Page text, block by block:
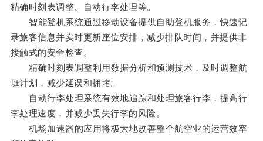
精确时刻表调整、自动行李处理等。
智能登机系统通过移动设备提供自助登机服务，快速记
录旅客信息并实时更新座位安排，减少排队时间，并提供非
接触式的安全检查。
精确时刻表调整利用数据分析和预测技术，及时调整航
班计划，减少延误和拥堵。
自动行李处理系统有效地追踪和处理旅客行李，提高行
李处理速度，并减少丢失行李的风险。
机场加速器的应用将极大地改善整个航空业的运营效率